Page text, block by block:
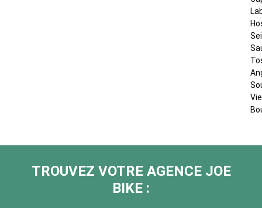
TROUVEZ VOTRE AGENCE JOE
BIKE :